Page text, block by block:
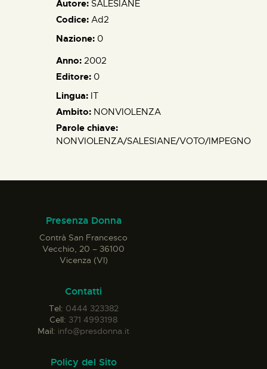
CONTATTI
Autore: SALESIANE
Codice: Ad2
Nazione: 0
Anno: 2002
Editore: 0
Lingua: IT
Ambito: NONVIOLENZA
Parole chiave:
NONVIOLENZA/SALESIANE/VOTO/IMPEGNO
Presenza Donna
Contrà San Francesco
Vecchio, 20 – 36100
Vicenza (VI)
Contatti
Tel: 0444 323382
Cell: 371 4993198
Mail: info@presdonna.it
Policy del Sito